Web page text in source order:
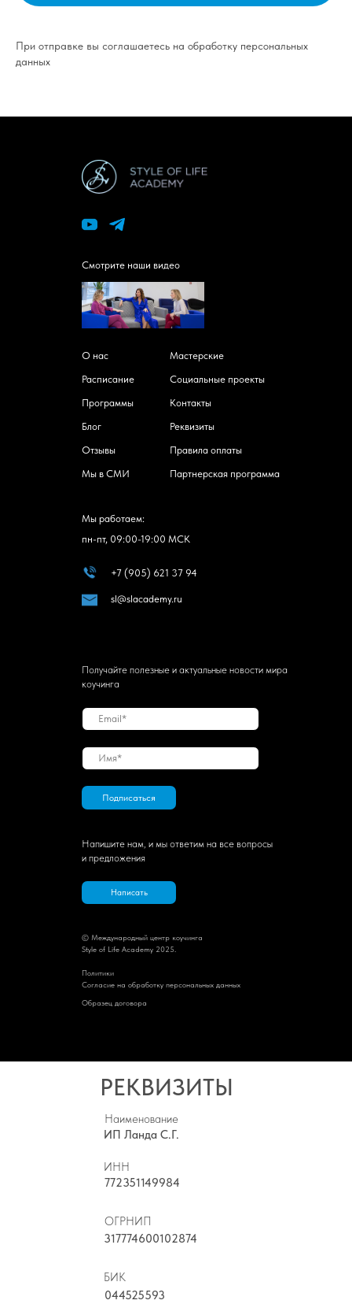
При отправке вы соглашаетесь на обработку персональных
данных
Получайте полезные и актуальные новости мира
коучинга
Подписаться
Написать
Напишите нам, и мы ответим на все вопросы
и предложения
Мы работаем:
пн-пт, 09:00-19:00 МСК
+7 (905) 621 37 94
© Международный центр коучинга
Style of Life Academy 2025.
Политики
Cогласие на обработку персональных данных
О нас
Смотрите наши видео
Расписание
Программы
Блог
Мастерские
Контакты
Реквизиты
Правила оплаты
Социальные проекты
Образец договора
Партнерская программа
Отзывы
Мы в СМИ
sl@slacademy.ru
РЕКВИЗИТЫ
Наименование
ИП Ланда С.Г.
БИК
044525593
ИНН
772351149984
ОГРНИП
317774600102874